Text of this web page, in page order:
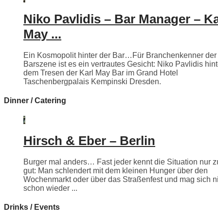
Niko Pavlidis – Bar Manager –
May ...
Ein Kosmopolit hinter der Bar…Für Branchenkenner der
Barszene ist es ein vertrautes Gesicht: Niko Pavlidis
dem Tresen der Karl May Bar im Grand Hotel
Taschenbergpalais Kempinski Dresden.
Dinner / Catering
Hirsch & Eber – Berlin
Burger mal anders… Fast jeder kennt die Situation nur
gut: Man schlendert mit dem kleinen Hunger über den
Wochenmarkt oder über das Straßenfest und mag sich
schon wieder ...
Drinks / Events